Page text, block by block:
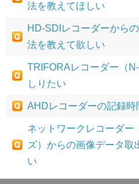
法を教えてほしい
HD-SDIレコーダーから
法を教えて欲しい
TRIFORAレコーダー（
しりたい
AHDレコーダーの記録時
ネットワークレコーダー
ズ）からの画像データ取
い